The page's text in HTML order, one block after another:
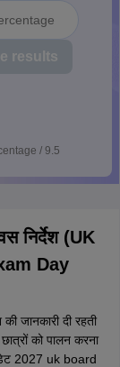
results
/ 9.5
निर्देश (UK
Day
जानकारी दी रहती
को पालन करना
डेट 2027 uk board